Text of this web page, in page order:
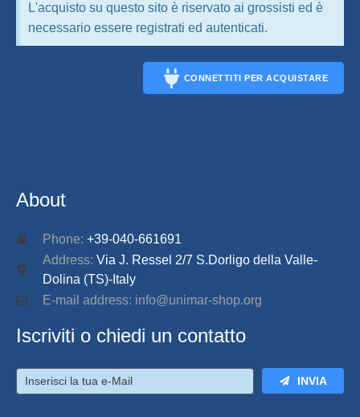
L'acquisto su questo sito è riservato ai grossisti ed è
necessario essere registrati ed autenticati.
CONNETTITI PER ACQUISTARE
About
Phone: +39-040-661691
Address: Via J. Ressel 2/7 S.Dorligo della Valle-
Dolina (TS)-Italy
E-mail address: info@unimar-shop.org
Iscriviti o chiedi un contatto
INVIA